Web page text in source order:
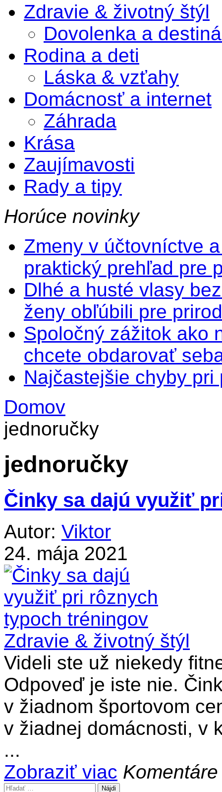
Zdravie & životný štýl
Dovolenka a
Rodina a deti
Láska & vzťahy
Domácnosť a internet
Záhrada
Krása
Zaujímavosti
Rady a tipy
Horúce novinky
Zmeny v účtovníctve
praktický prehľad pre
Dlhé a husté vlasy
ženy obľúbili pre
Spoločný zážitok ako
chcete obdarovať
Najčastejšie chyby
Domov
jednoručky
jednoručky
Činky sa dajú využiť
Autor: Viktor
24. mája 2021
Zdravie & životný štýl
Videli ste už niekedy
Odpoveď je iste nie.
v žiadnom športovom
v žiadnej domácnosti, v
...
Zobraziť viac
Hľadať: